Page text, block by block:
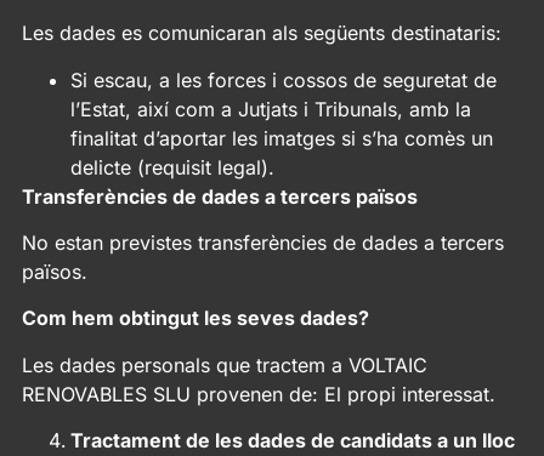
Les dades es comunicaran als següents destinataris:
Si escau, a les forces i cossos de seguretat de
l’Estat, així com a Jutjats i Tribunals, amb la
finalitat d’aportar les imatges si s’ha comès un
delicte (requisit legal).
Transferències de dades a tercers països
No estan previstes transferències de dades a tercers
països.
Com hem obtingut les seves dades?
Les dades personals que tractem a VOLTAIC
RENOVABLES SLU provenen de: El propi interessat.
Tractament de les dades de candidats a un lloc